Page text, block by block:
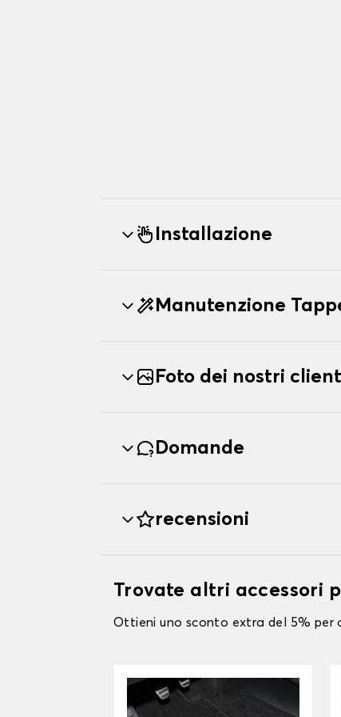
Installazione
Manutenzione
Foto dei nostri
Domande
recensioni
Trovate altri accessori
Ottieni uno sconto extra del 5% per